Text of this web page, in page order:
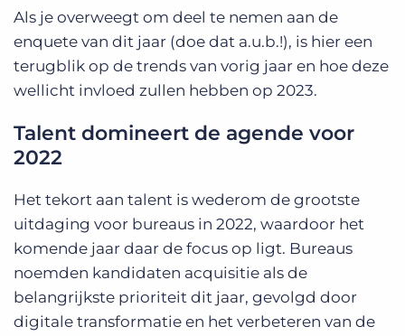
Als je overweegt om deel te nemen aan de
enquete van dit jaar (doe dat a.u.b.!), is hier een
terugblik op de trends van vorig jaar en hoe deze
wellicht invloed zullen hebben op 2023.
Talent domineert de agende voor
2022
Het tekort aan talent is wederom de grootste
uitdaging voor bureaus in 2022, waardoor het
komende jaar daar de focus op ligt. Bureaus
noemden kandidaten acquisitie als de
belangrijkste prioriteit dit jaar, gevolgd door
digitale transformatie en het verbeteren van de